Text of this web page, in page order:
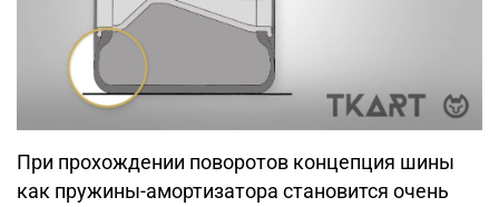
При прохождении поворотов концепция шины
как пружины-амортизатора становится очень